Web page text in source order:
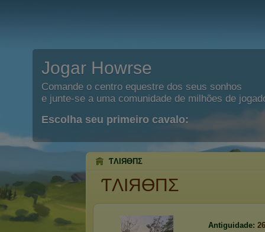
Jogar Howrse
Comande o centro equestre dos seus sonhos
e junte-se a uma comunidade de milhões de
Escolha seu primeiro cavalo:
ƬΛIЯӨПΣ
ƬΛIЯӨПΣ
Antiguidade: